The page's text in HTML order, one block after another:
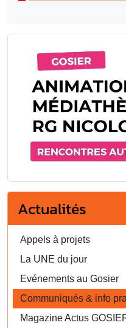
Actualités
Appels à projets
La UNE du jour
Evénements au Gosier
Communiqués & info
Magazine Actus